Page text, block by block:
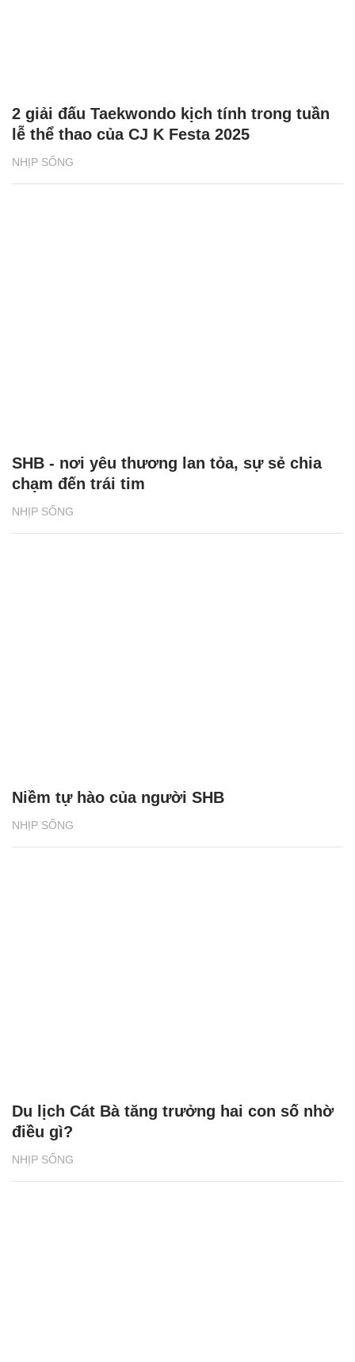
NHỊP SỐNG
2 giải đấu Taekwondo kịch tính trong tuần
lễ thể thao của CJ K Festa 2025
NHỊP SỐNG
SHB - nơi yêu thương lan tỏa, sự sẻ chia
chạm đến trái tim
NHỊP SỐNG
Niềm tự hào của người SHB
NHỊP SỐNG
Du lịch Cát Bà tăng trưởng hai con số nhờ
điều gì?